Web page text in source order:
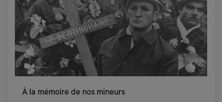
À la mémoire de nos mineurs